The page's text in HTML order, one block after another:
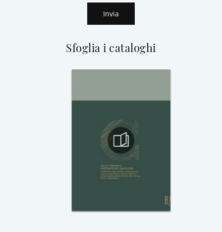
Sfoglia i cataloghi
Invia